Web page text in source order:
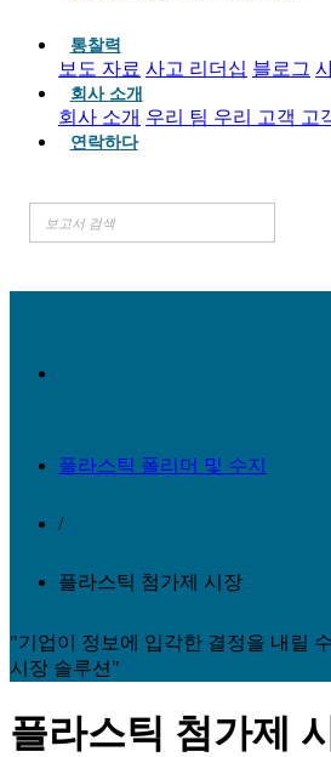
통찰력
보도 자료 사고 리더십 블로그
회사 소개
회사 소개 우리 팀 우리 고객 고
연락하다
플라스틱 폴리머 및 수지
/
플라스틱 첨가제 시장
"기업이 정보에 입각한 결정을 내릴
시장 솔루션"
플라스틱 첨가제